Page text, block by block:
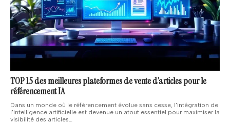
TOP 15 des meilleures plateformes de vente d’articles pour le
référencement IA
Dans un monde où le référencement évolue sans cesse, l'intégration de
l'intelligence artificielle est devenue un atout essentiel pour maximiser la
visibilité des articles…